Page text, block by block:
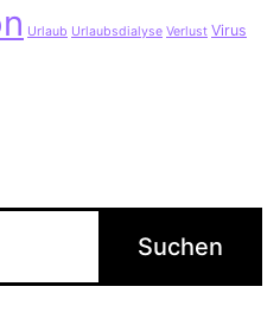
Urlaub Urlaubsdialyse Verlust Virus